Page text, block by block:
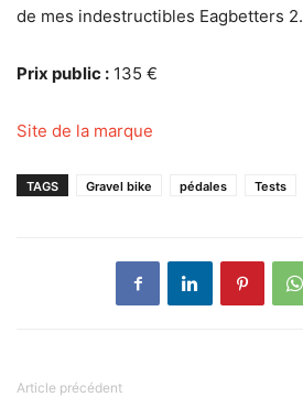
de mes indestructibles Eagbetters 2.
Prix public : 135 €
Site de la marque
TAGS Gravel bike pédales Tests
Article précédent